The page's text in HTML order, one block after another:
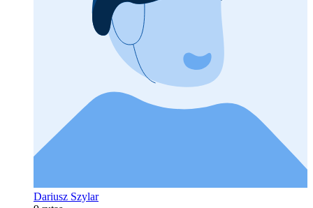
Dariusz Szylar